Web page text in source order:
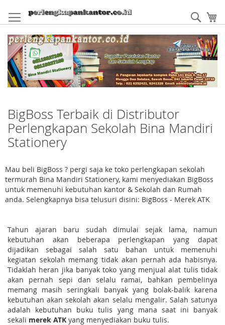
to
Content
BigBoss Terbaik di Distributor
Perlengkapan Sekolah Bina Mandiri
Stationery
Mau beli BigBoss ? pergi saja ke toko perlengkapan sekolah
termurah Bina Mandiri Stationery, kami menyediakan BigBoss
untuk memenuhi kebutuhan kantor & Sekolah dan Rumah
anda. Selengkapnya bisa telusuri disini: BigBoss - Merek ATK
Tahun ajaran baru sudah dimulai sejak lama, namun
kebutuhan akan beberapa perlengkapan yang dapat
dijadikan sebagai salah satu bahan untuk memenuhi
kegiatan sekolah memang tidak akan pernah ada habisnya.
Tidaklah heran jika banyak toko yang menjual alat tulis tidak
akan pernah sepi dan selalu ramai, bahkan pembelinya
memang masih seringkali banyak yang bolak-balik karena
kebutuhan akan sekolah akan selalu mengalir. Salah satunya
adalah kebutuhan buku tulis yang mana saat ini banyak
sekali merek ATK yang menyediakan buku tulis.